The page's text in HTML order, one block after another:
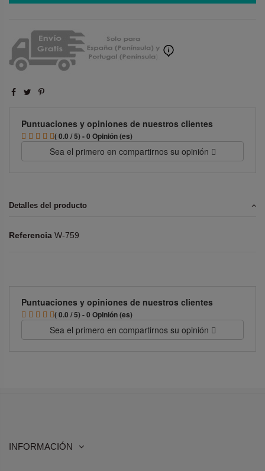
Puntuaciones y opiniones de nuestros clientes
( 0.0 / 5) - 0 Opinión (es)
Sea el primero en compartirnos su opinión
Detalles del producto
Referencia W-759
Puntuaciones y opiniones de nuestros clientes
( 0.0 / 5) - 0 Opinión (es)
Sea el primero en compartirnos su opinión
INFORMACIÓN